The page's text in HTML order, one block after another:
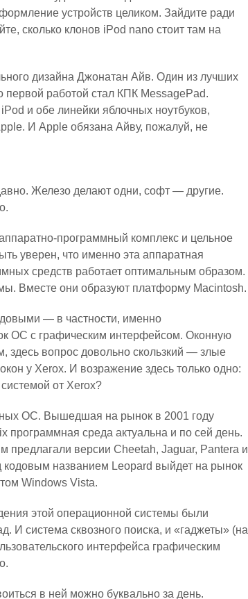
устройств целиком. Зайдите ради
сколько клонов iPod nano стоит там на
дизайна Джонатан Айв. Один из лучших
первой работой стал КПК MessagePad.
и обе линейки яблочных ноутбуков,
И Apple обязана Айву, пожалуй, не
Железо делают одни, софт — другие.
программный комплекс и цельное
уверен, что именно эта аппаратная
средств работает оптимальным образом.
Вместе они образуют платформу Macintosh.
— в частности, именно
ОС с графическим интерфейсом. Оконную
здесь вопрос довольно скользкий — злые
у Xerox. И возражение здесь только одно:
от Xerox?
ОС. Вышедшая на рынок в 2001 году
программная среда актуальна и по сей день.
предлагали версии Cheetah, Jaguar, Pantera и
кодовым названием Leopard выйдет на рынок
Windows Vista.
этой операционной системы были
И система сквозного поиска, и «гаджеты» (на
интерфейса графическим
в ней можно буквально за день.